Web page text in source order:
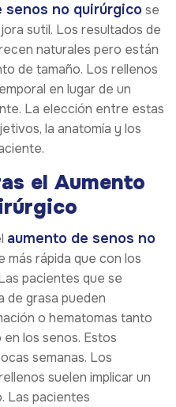
senos no quirúrgicose
sutil. Los resultados de
naturales pero están
de tamaño. Los rellenos
en lugar de un
La elección entre estas
la anatomía y los
el Aumento
aumento de senos no
más rápida que con los
pacientes que se
de grasa pueden
o hematomas tanto
los senos. Estos
semanas. Los
suelen implicar un
Las pacientes